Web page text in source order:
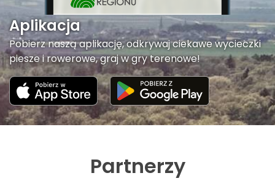
Aplikacja
Pobierz naszą aplikację, odkrywaj ciekawe wycieczki
piesze i rowerowe, graj w gry terenowe!
Partnerzy